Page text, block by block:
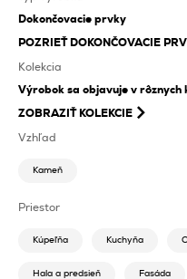
Dokončovacie prvky
POZRIEŤDOKONČOVACIE
Kolekcia
Výrobok sa objavuje v rôznych
ZOBRAZIŤ KOLEKCIE
Vzhľad
Kameň
Priestor
Kúpeľňa Kuchyňa
Hala a predsieň Fasáda